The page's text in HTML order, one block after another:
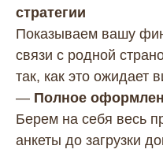
стратегии
Показываем вашу
связи с родной
так, как это ожидает
— Полное
Берем на себя весь
анкеты до загрузки